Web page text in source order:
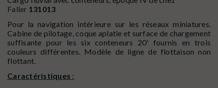
Faller 131013
Pour la navigation intérieure sur les réseaux miniatures.
Cabine de pilotage, coque aplatie et surface de chargement
suffisante pour les six conteneurs 20' fournis en trois
couleurs différentes. Modèle de ligne de flottaison non
flottant.
Caractéristiques :